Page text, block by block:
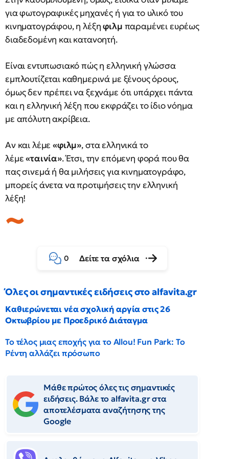
για φωτογραφικές μηχανές ή για το υλικό του
κινηματογράφου, η λέξηφιλμ παραμένει ευρέως
διαδεδομένη και κατανοητή.
Είναι εντυπωσιακό πώς η ελληνική γλώσσα
εμπλουτίζεται καθημερινά με ξένους όρους,
όμως δεν πρέπει να ξεχνάμε ότι υπάρχει πάντα
και η ελληνική λέξη που εκφράζει το ίδιο νόημα
με απόλυτη ακρίβεια.
Αν και λέμε«φιλμ», στα ελληνικά το
λέμε«ταινία». Έτσι, την επόμενη φορά που θα
πας σινεμά ή θα μιλήσεις για κινηματογράφο,
μπορείς άνετα να προτιμήσεις την ελληνική
λέξη!
0 Δείτε τα σχόλια
Όλες οι σημαντικές ειδήσεις στο alfavita.gr
Καθιερώνεται νέα σχολική αργία στις 26
Οκτωβρίου με Προεδρικό Διάταγμα
Το τέλος μιας εποχής για το Allou! Fun Park: Το
Ρέντη αλλάζει πρόσωπο
Μάθε πρώτος όλες τις σημαντικές
ειδήσεις. Βάλε το alfavita.gr στα
αποτελέσματα αναζήτησης της
Google